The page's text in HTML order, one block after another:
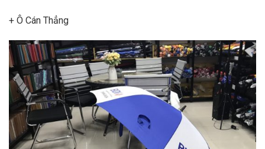
+ Ô Cán Thẳng